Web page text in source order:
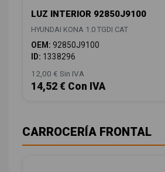
LUZ INTERIOR 92850J9100
HYUNDAI KONA 1.0 TGDI CAT
OEM: 92850J9100
ID: 1338296
12,00 € Sin IVA
14,52 € Con IVA
CARROCERÍA FRONTAL